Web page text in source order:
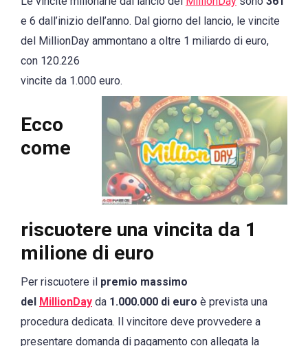
e 6 dall’inizio dell’anno. Dal giorno del lancio, le vincite
del MillionDay ammontano a oltre 1 miliardo di euro,
con 120.226
vincite da 1.000 euro.
Ecco
come
riscuotere una vincita da 1
milione di euro
Per riscuotere il premio massimo
del MillionDay da 1.000.000 di euro è prevista una
procedura dedicata. Il vincitore deve provvedere a
presentare domanda di pagamento con allegata la